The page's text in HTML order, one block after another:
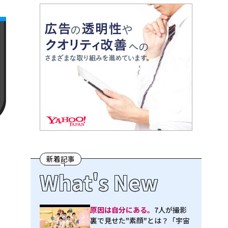
新着記事
What's New
原因は自分にある。 7人が撮影
裏で見せた"素顔"とは？「宇宙